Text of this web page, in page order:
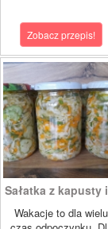
Zobacz przepis!
Sałatka z kapusty
Wakacje to dla wielu